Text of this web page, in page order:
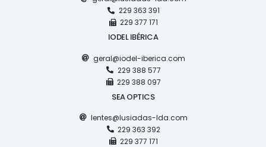
229 363 391
229 377 171
IODEL IBÉRICA
geral@iodel-iberica.com
229 388 577
229 388 097
SEA OPTICS
lentes@lusiadas-lda.com
229 363 392
229 377 171